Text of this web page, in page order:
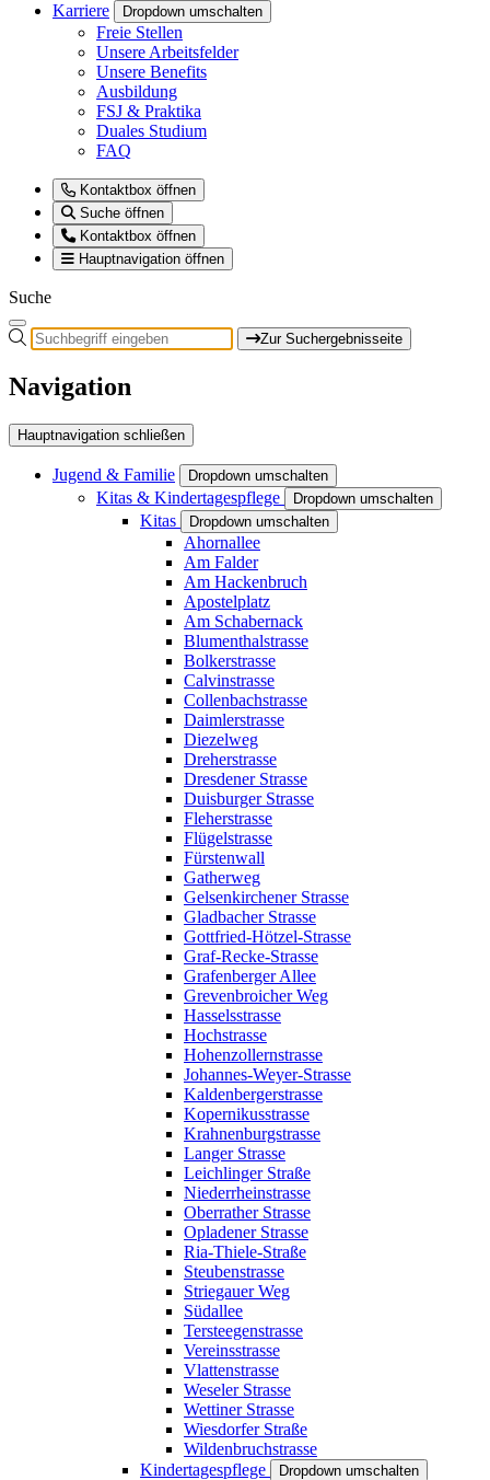
Karriere
Dropdown umschalten
Freie Stellen
Unsere Arbeitsfelder
Unsere Benefits
Ausbildung
FSJ & Praktika
Duales Studium
FAQ
Kontaktbox öffnen
Suche öffnen
Kontaktbox öffnen
Hauptnavigation öffnen
Suche
Zur Suchergebnisseite
Navigation
Hauptnavigation schließen
Jugend & Familie Dropdown umschalten
Kitas & Kindertagespflege Dropdown umschalten
Kitas Dropdown umschalten
Ahornallee
Am Falder
Am Hackenbruch
Apostelplatz
Am Schabernack
Blumenthalstrasse
Bolkerstrasse
Calvinstrasse
Collenbachstrasse
Daimlerstrasse
Diezelweg
Dreherstrasse
Dresdener Strasse
Duisburger Strasse
Fleherstrasse
Flügelstrasse
Fürstenwall
Gatherweg
Gelsenkirchener Strasse
Gladbacher Strasse
Gottfried-Hötzel-Strasse
Graf-Recke-Strasse
Grafenberger Allee
Grevenbroicher Weg
Hasselsstrasse
Hochstrasse
Hohenzollernstrasse
Johannes-Weyer-Strasse
Kaldenbergerstrasse
Kopernikusstrasse
Krahnenburgstrasse
Langer Strasse
Leichlinger Straße
Niederrheinstrasse
Oberrather Strasse
Opladener Strasse
Ria-Thiele-Straße
Steubenstrasse
Striegauer Weg
Südallee
Tersteegenstrasse
Vereinsstrasse
Vlattenstrasse
Weseler Strasse
Wettiner Strasse
Wiesdorfer Straße
Wildenbruchstrasse
Kindertagespflege
Dropdown umschalten